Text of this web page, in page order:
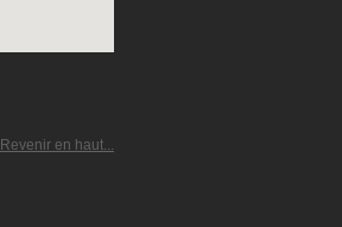
Revenir en haut...